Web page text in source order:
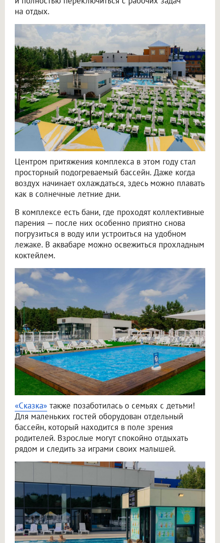
на отдых.
Центром притяжения комплекса в этом году стал
просторный подогреваемый бассейн. Даже когда
воздух начинает охлаждаться, здесь можно плавать
как в солнечные летние дни.
В комплексе есть бани, где проходят коллективные
парения — после них особенно приятно снова
погрузиться в воду или устроиться на удобном
лежаке. В аквабаре можно освежиться прохладным
коктейлем.
«Сказка» также позаботилась о семьях с детьми!
Для маленьких гостей оборудован отдельный
бассейн, который находится в поле зрения
родителей. Взрослые могут спокойно отдыхать
рядом и следить за играми своих малышей.